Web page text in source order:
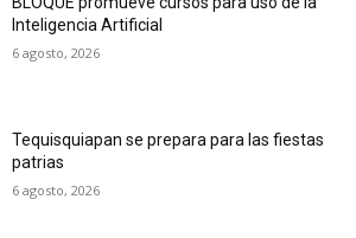
Inteligencia Artificial
6 agosto, 2026
Tequisquiapan se prepara para las fiestas
patrias
6 agosto, 2026